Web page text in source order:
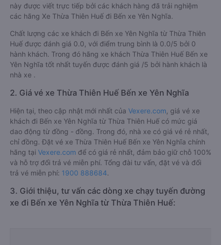
này được viết trực tiếp bởi các khách hàng đã trải nghiệm
các hãng Xe Thừa Thiên Huế đi Bến xe Yên Nghĩa.
Chất lượng các xe khách đi Bến xe Yên Nghĩa từ Thừa Thiên
Huế được đánh giá 0.0, với điểm trung bình là 0.0/5 bởi 0
hành khách. Trong đó hãng xe khách Thừa Thiên Huế Bến xe
Yên Nghĩa tốt nhất tuyến được đánh giá /5 bởi hành khách là
nhà xe .
2. Giá vé xe Thừa Thiên Huế Bến xe Yên Nghĩa
Hiện tại, theo cập nhật mới nhất của Vexere.com , giá vé xe
khách đi Bến xe Yên Nghĩa từ Thừa Thiên Huế có mức giá
dao động từ đồng - đồng. Trong đó, nhà xe có giá vé rẻ nhất,
chỉ đồng. Đặt vé xe Thừa Thiên Huế Bến xe Yên Nghĩa chính
hãng tại Vexere.com để có giá rẻ nhất, đảm bảo giữ chỗ 100%
và hỗ trợ đổi trả vé miễn phí. Tổng đài tư vấn, đặt vé và đổi
trả vé miễn phí: 1900 888684.
3. Giới thiệu, tư vấn các dòng xe chạy tuyến đường
xe đi Bến xe Yên Nghĩa từ Thừa Thiên Huế: